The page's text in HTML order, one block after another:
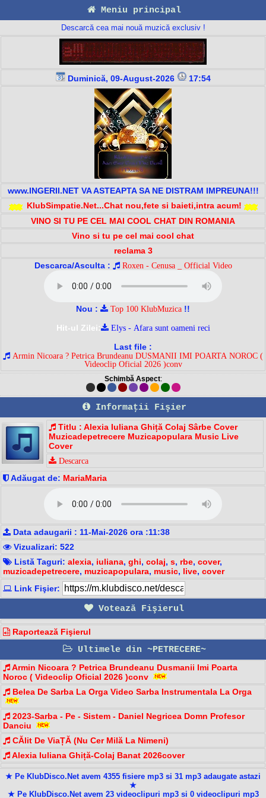
Meniu principal
Descarcă cea mai nouă muzică exclusiv !
Duminică, 09-August-2026 17:54
www.INGERII.NET VA ASTEAPTA SA NE DISTRAM IMPREUNA!!!
KlubSimpatie.Net...Chat nou,fete si baieti,intra acum!
VINO SI TU PE CEL MAI COOL CHAT DIN ROMANIA
Vino si tu pe cel mai cool chat
reclama 3
Descarca/Asculta :
Roxen - Cenusa _ Official Video
Nou : Top 100 KlubMuzica !!
Hit-ul Zilei:
Elys - Afara sunt oameni reci
Last file :
Armin Nicoara ? Petrica Brundeanu DUSMANII IMI POARTA NOROC (
Videoclip Oficial 2026 )conv
Schimbă Aspect:
Informaţii Fişier
Titlu : Alexia Iuliana Ghiță Colaj Sârbe Cover
Muzicadepetrecere Muzicapopulara Music Live
Cover
Descarca
Adăugat de: MariaMaria
Data adaugarii : 11-Mai-2026 ora :11:38
Vizualizari: 522
Listă Taguri: alexia, iuliana, ghi, colaj, s, rbe, cover,
muzicadepetrecere, muzicapopulara, music, live, cover
Link Fişier:
Votează Fişierul
Raportează Fişierul
Ultimele din ~PETRECERE~
Armin Nicoara ? Petrica Brundeanu Dusmanii Imi Poarta
Noroc ( Videoclip Oficial 2026 )conv
Belea De Sarba La Orga Video Sarba Instrumentala La Orga
2023-Sarba - Pe - Sistem - Daniel Negricea Domn Profesor
Danciu
CĂlit De ViaȚĂ (Nu Cer Milă La Nimeni)
Alexia Iuliana Ghiță-Colaj Banat 2026cover
★ Pe KlubDisco.Net avem 4355 fisiere mp3 si 31 mp3 adaugate astazi
★
★ Pe KlubDisco.Net avem 23 videoclipuri mp3 si 0 videoclipuri mp3